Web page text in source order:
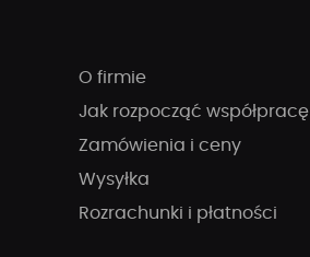
O firmie
Jak rozpocząć współpracę
Zamówienia i ceny
Wysyłka
Rozrachunki i płatności